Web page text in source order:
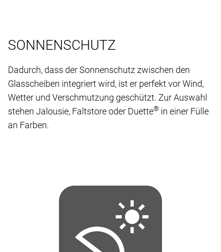
SONNENSCHUTZ
Dadurch, dass der Sonnenschutz zwischen den
Glasscheiben integriert wird, ist er perfekt vor Wind,
Wetter und Verschmutzung geschützt. Zur Auswahl
stehen Jalousie, Faltstore oder Duette® in einer Fülle
an Farben.